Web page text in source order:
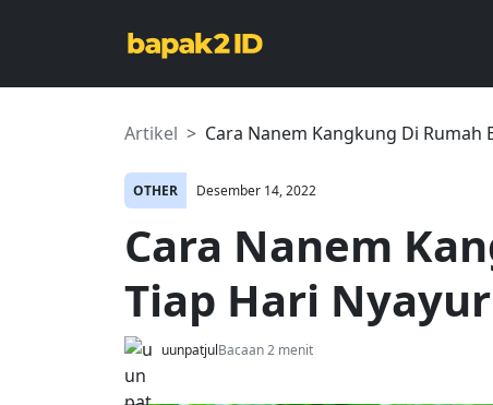
Artikel Cara Nanem Kangkung Di Rumah
OTHER Desember 14, 2022
Cara Nanem
Tiap Hari
uunpatjulBacaan 2 menit